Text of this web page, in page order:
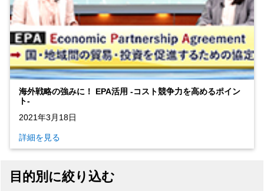
海外戦略の強みに！ EPA活用 ‐コスト競争力を高めるポイン
ト‐
2021年3月18日
詳細を見る
目的別に絞り込む